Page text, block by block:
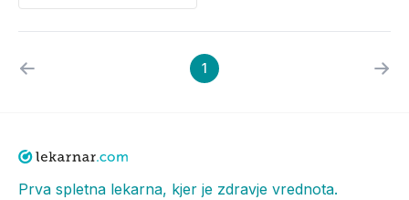
1
Prva spletna lekarna, kjer je zdravje vrednota.